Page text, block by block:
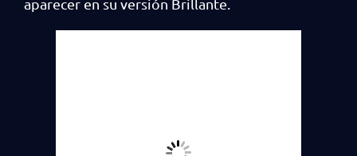
aparecer en su versión Brillante.